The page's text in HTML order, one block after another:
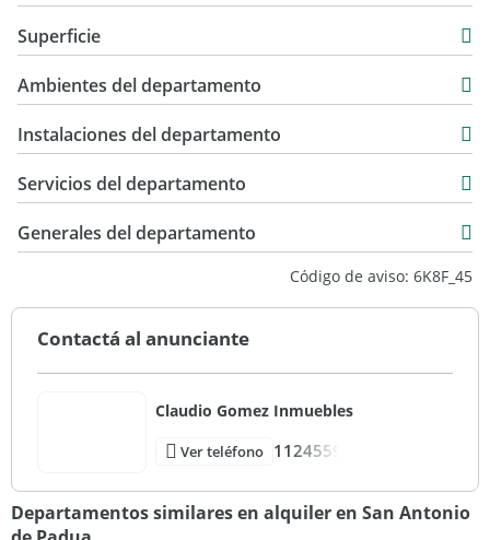
Alquiler
$ 500.000
Superficie
42 m2
Ambientes del departamento
Instalaciones del departamento
Servicios del departamento
Generales del departamento
Código de aviso: 6K8F_45
Contactá al anunciante
Claudio Gomez Inmuebles
Ver teléfono 1124559
Departamentos similares en alquiler en San Antonio